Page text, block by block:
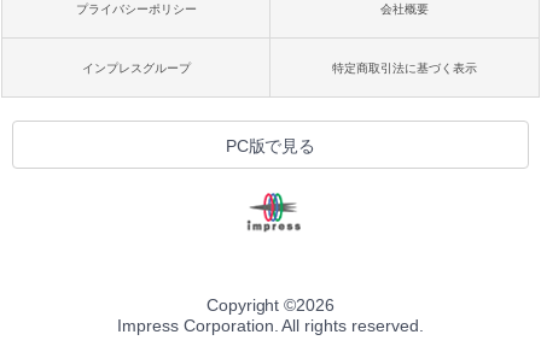
プライバシーポリシー 会社概要
インプレスグループ 特定商取引法に基づく表示
PC版で見る
Copyright ©2026
Impress Corporation. All rights reserved.